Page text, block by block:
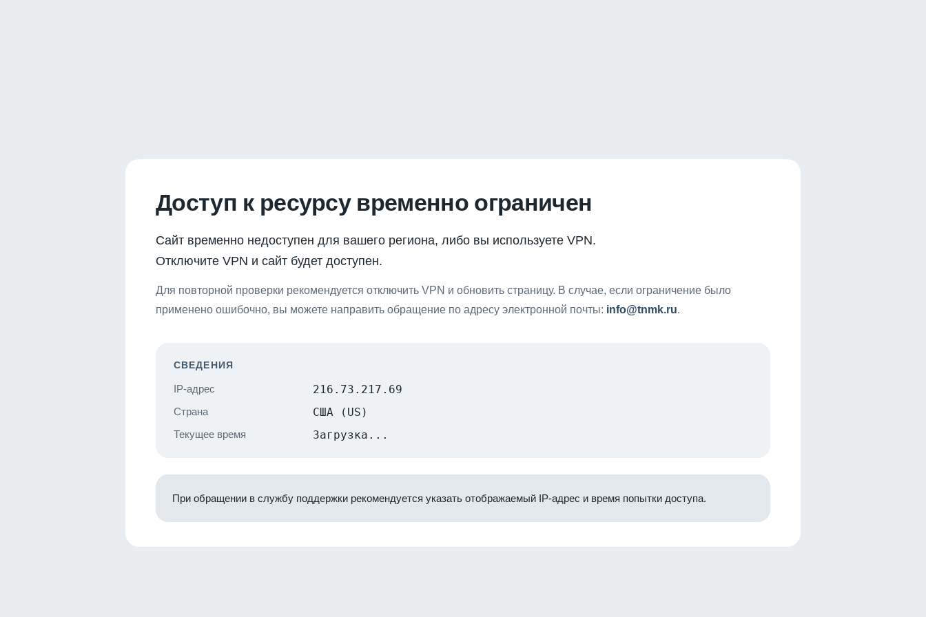
Доступ к ресурсу временно ограничен
Сайт временно недоступен для вашего региона, либо вы используете VPN.
Отключите VPN и сайт будет доступен.
Для повторной проверки рекомендуется отключить VPN и обновить страницу. В случае, если ограничение было
применено ошибочно, вы можете направить обращение по адресу электронной почты: info@tnmk.ru.
СВЕДЕНИЯ
IP-адрес 216.73.217.69
Страна США (US)
Текущее время Загрузка...
При обращении в службу поддержки рекомендуется указать отображаемый IP-адрес и время попытки доступа.